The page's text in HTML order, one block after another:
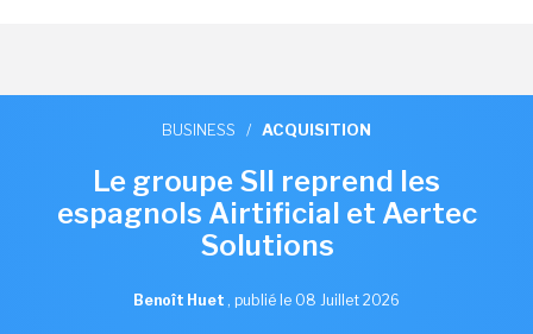
BUSINESS / ACQUISITION
Le groupe SII reprend les
espagnols Airtificial et Aertec
Solutions
Benoît Huet , publié le 08 Juillet 2026